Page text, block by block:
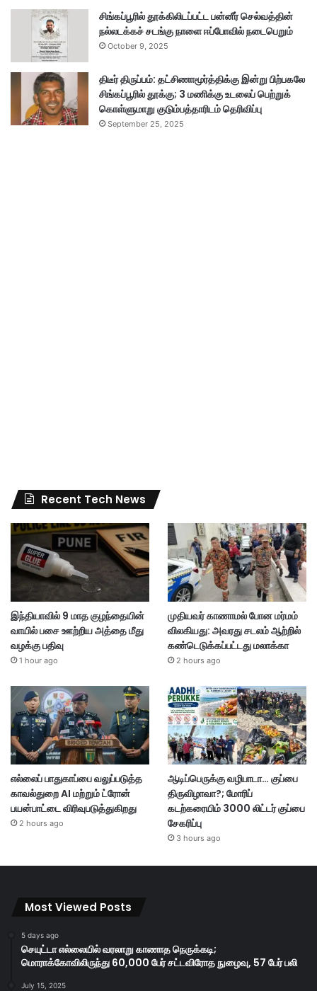
சிங்கப்பூரில் தூக்கிலிடப்பட்ட பன்னீர் செல்வத்தின்
நல்லடக்கச் சடங்கு நாளை ஈப்போவில் நடைபெறும்
October 9, 2025
திடீர் திருப்பம்: தட்சிணாமூர்த்திக்கு இன்று பிற்பகலே
சிங்கப்பூரில் தூக்கு; 3 மணிக்கு உடலைப் பெற்றுக்
கொள்ளுமாறு குடும்பத்தாரிடம் தெரிவிப்பு
September 25, 2025
Recent Tech News
இந்தியாவில் 9 மாத குழந்தையின்
வாயில் பசை ஊற்றிய அத்தை மீது
வழக்கு பதிவு
1 hour ago
முதியவர் காணாமல் போன மர்மம்
விலகியது: அவரது சடலம் ஆற்றில்
கண்டெடுக்கப்பட்டது மலாக்கா
2 hours ago
எல்லைப் பாதுகாப்பை வலுப்படுத்த
காவல்துறை AI மற்றும் ட்ரோன்
பயன்பாட்டை விரிவுபடுத்துகிறது
2 hours ago
ஆடிப்பெருக்கு வழிபாடா… குப்பை
திருவிழாவா?; மோரிப்
கடற்கரையிம் 3000 லிட்டர் குப்பை
சேகரிப்பு
3 hours ago
Most Viewed Posts
5 days ago
செயுட்டா எல்லையில் வரலாறு காணாத நெருக்கடி;
மொராக்கோவிலிருந்து 60,000 பேர் சட்டவிரோத நுழைவு, 57 பேர் பலி
July 15, 2025